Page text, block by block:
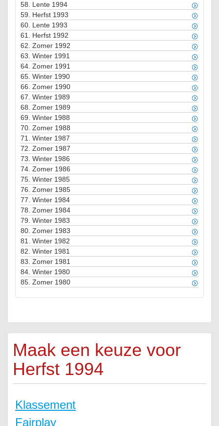
58. Lente 1994
59. Herfst 1993
60. Lente 1993
61. Herfst 1992
62. Zomer 1992
63. Winter 1991
64. Zomer 1991
65. Winter 1990
66. Zomer 1990
67. Winter 1989
68. Zomer 1989
69. Winter 1988
70. Zomer 1988
71. Winter 1987
72. Zomer 1987
73. Winter 1986
74. Zomer 1986
75. Winter 1985
76. Zomer 1985
77. Winter 1984
78. Zomer 1984
79. Winter 1983
80. Zomer 1983
81. Winter 1982
82. Winter 1981
83. Zomer 1981
84. Winter 1980
85. Zomer 1980
Maak een keuze voor
Herfst 1994
Klassement
Fairplay